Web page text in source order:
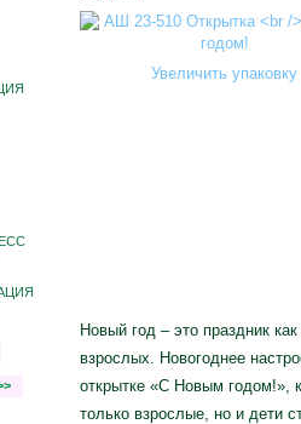
Увеличить упаковку
Новый год – это праздник
взрослых. Новогоднее
открытке «С Новым годом!»,
только взрослые, но и дети